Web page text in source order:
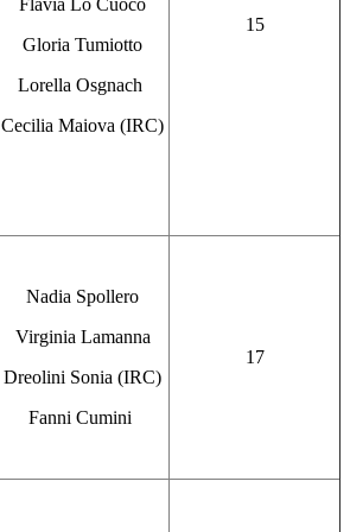
Flavia Lo Cuoco
Gloria Tumiotto
Lorella Osgnach
Cecilia Maiova (IRC)
15
Nadia Spollero
Virginia Lamanna
Dreolini Sonia (IRC)
Fanni Cumini
17